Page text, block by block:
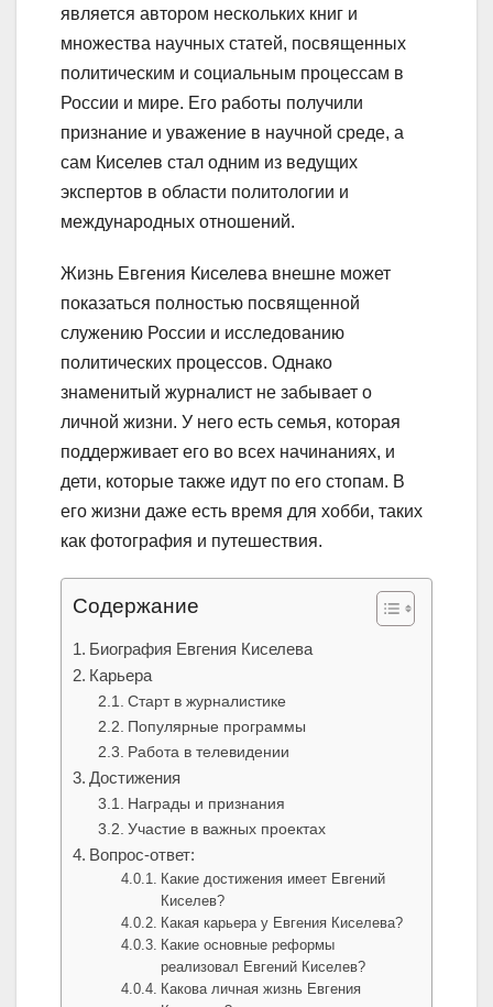
является автором нескольких книг и
множества научных статей, посвященных
политическим и социальным процессам в
России и мире. Его работы получили
признание и уважение в научной среде, а
сам Киселев стал одним из ведущих
экспертов в области политологии и
международных отношений.
Жизнь Евгения Киселева внешне может
показаться полностью посвященной
служению России и исследованию
политических процессов. Однако
знаменитый журналист не забывает о
личной жизни. У него есть семья, которая
поддерживает его во всех начинаниях, и
дети, которые также идут по его стопам. В
его жизни даже есть время для хобби, таких
как фотография и путешествия.
Содержание
Биография Евгения Киселева
Карьера
Старт в журналистике
Популярные программы
Работа в телевидении
Достижения
Награды и признания
Участие в важных проектах
Вопрос-ответ:
Какие достижения имеет Евгений
Киселев?
Какая карьера у Евгения Киселева?
Какие основные реформы
реализовал Евгений Киселев?
Какова личная жизнь Евгения